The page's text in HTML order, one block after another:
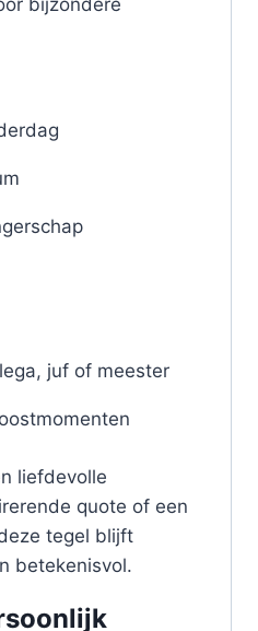
bijzondere
juf of meester
liefdevolle
quote of een
tegel blijft
betekenisvol.